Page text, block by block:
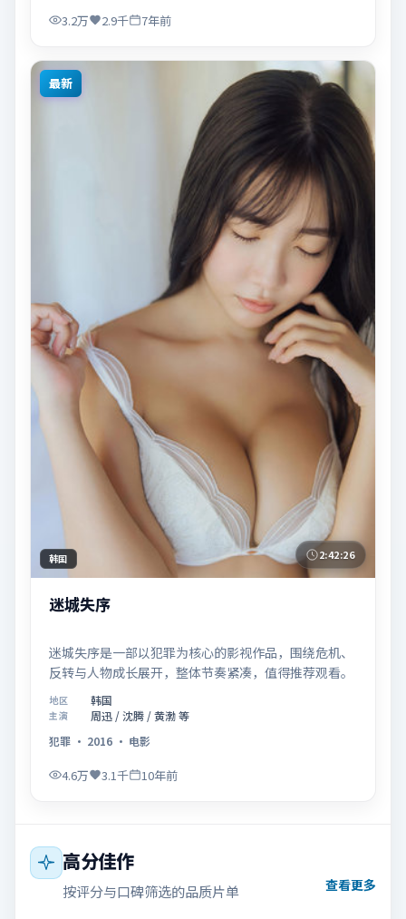
3.2万 2.9千 7年前
最新
韩国 2:42:26
迷城失序
迷城失序是一部以犯罪为核心的影视作品，围绕危机、
反转与人物成长展开，整体节奏紧凑，值得推荐观看。
地区 韩国
主演
周迅 / 沈腾 / 黄渤 等
犯罪 · 2016 · 电影
4.6万 3.1千 10年前
高分佳作
按评分与口碑筛选的品质片单 查看更多